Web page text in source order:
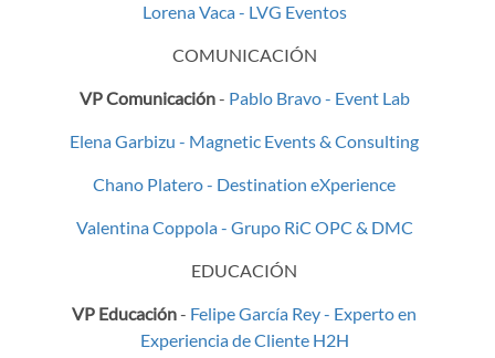
Lorena Vaca - LVG Eventos
COMUNICACIÓN
VP Comunicación- Pablo Bravo - Event Lab
Elena Garbizu - Magnetic Events & Consulting
Chano Platero - Destination eXperience
Valentina Coppola - Grupo RiC OPC & DMC
EDUCACIÓN
VP Educación- Felipe García Rey - Experto en
Experiencia de Cliente H2H